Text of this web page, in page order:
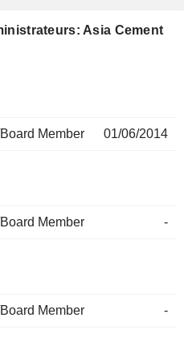
Asia Cement
Member 01/06/2014
Member -
Member -